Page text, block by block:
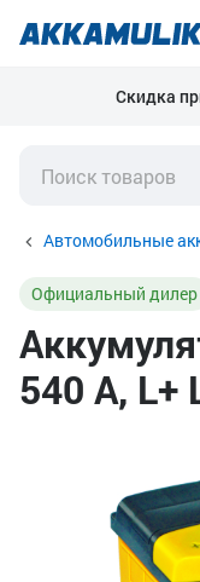
Скидка
Автомобильные
Официальный дилер
540 А, L+